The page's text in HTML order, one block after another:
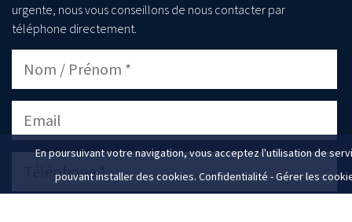
urgente, nous vous conseillons de nous contacter par
téléphone directement.
En poursuivant votre navigation, vous acceptez l'utilisation de
pouvant installer des cookies.Confidentialité -Gérer les